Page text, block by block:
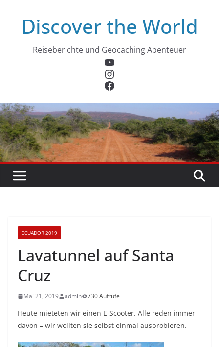
springenDiscover the World
Reiseberichte und Geocaching Abenteuer
YouTube
Instagram
Facebook
ECUADOR 2019
Lavatunnel auf Santa
Cruz
Mai 21, 2019 admin 730 Aufrufe
Heute mieteten wir einen E-Scooter. Alle reden immer
davon – wir wollten sie selbst einmal ausprobieren.